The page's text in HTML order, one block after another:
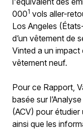
0001 vols aller-
Los Angeles
d’un vêtement de
Vinted a un impact
vêtement neuf.
Pour ce Rapport,
basée sur
(ACV) pour
ainsi que les